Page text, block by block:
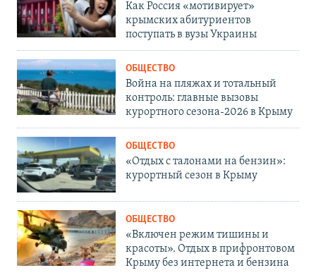
Как Россия «мотивирует»
крымских абитуриентов
поступать в вузы Украины
ОБЩЕСТВО
Война на пляжах и тотальный
контроль: главные вызовы
курортного сезона-2026 в Крыму
ОБЩЕСТВО
«Отдых с талонами на бензин»:
курортный сезон в Крыму
ОБЩЕСТВО
«Включен режим тишины и
красоты». Отдых в прифронтовом
Крыму без интернета и бензина